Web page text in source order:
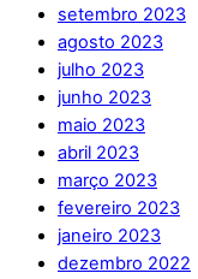
setembro 2023
agosto 2023
julho 2023
junho 2023
maio 2023
abril 2023
março 2023
fevereiro 2023
janeiro 2023
dezembro 2022